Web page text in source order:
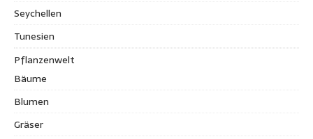
Seychellen
Tunesien
Pflanzenwelt
Bäume
Blumen
Gräser